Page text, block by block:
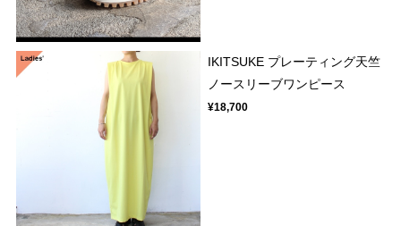
IKITSUKE プレーティング天竺
ノースリーブワンピース
¥18,700